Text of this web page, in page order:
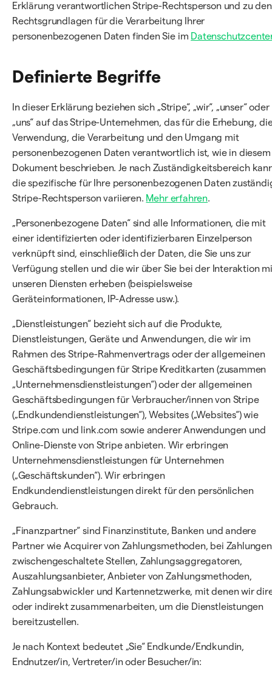
Erklärung verantwortlichen Stripe-Rechtsperson und zu den
Rechtsgrundlagen für die Verarbeitung Ihrer
personenbezogenen Daten finden Sie im
Definierte Begriffe
In dieser Erklärung beziehen sich „Stripe“, „wir“, „unser“ oder
„uns“ auf das Stripe-Unternehmen, das für die Erhebung,
Verwendung, die Verarbeitung und den Umgang mit
personenbezogenen Daten verantwortlich ist, wie in diesem
Dokument beschrieben. Je nach Zuständigkeitsbereich
die spezifische für Ihre personenbezogenen Daten
Stripe-Rechtsperson variieren. Mehr erfahren.
„Personenbezogene Daten“ sind alle Informationen, die mit
einer identifizierten oder identifizierbaren Einzelperson
verknüpft sind, einschließlich der Daten, die Sie uns zur
Verfügung stellen und die wir über Sie bei der Interaktion
unseren Diensten erheben (beispielsweise
Geräteinformationen, IP-Adresse usw.).
„Dienstleistungen“ bezieht sich auf die Produkte,
Dienstleistungen, Geräte und Anwendungen, die wir im
Rahmen des Stripe-Rahmenvertrags oder der allgemeinen
Geschäftsbedingungen für Stripe Kreditkarten (zusammen
„Unternehmensdienstleistungen“) oder der allgemeinen
Geschäftsbedingungen für Verbraucher/innen von Stripe
(„Endkundendienstleistungen“), Websites („Websites“) wie
Stripe.com und link.com sowie anderer Anwendungen und
Online-Dienste von Stripe anbieten. Wir erbringen
Unternehmensdienstleistungen für Unternehmen
(„Geschäftskunden“). Wir erbringen
Endkundendienstleistungen direkt für den persönlichen
Gebrauch.
„Finanzpartner“ sind Finanzinstitute, Banken und andere
Partner wie Acquirer von Zahlungsmethoden, bei Zahlungen
zwischengeschaltete Stellen, Zahlungsaggregatoren,
Auszahlungsanbieter, Anbieter von Zahlungsmethoden,
Zahlungsabwickler und Kartennetzwerke, mit denen wir
oder indirekt zusammenarbeiten, um die Dienstleistungen
bereitzustellen.
Je nach Kontext bedeutet „Sie“ Endkunde/Endkundin,
Endnutzer/in, Vertreter/in oder Besucher/in: